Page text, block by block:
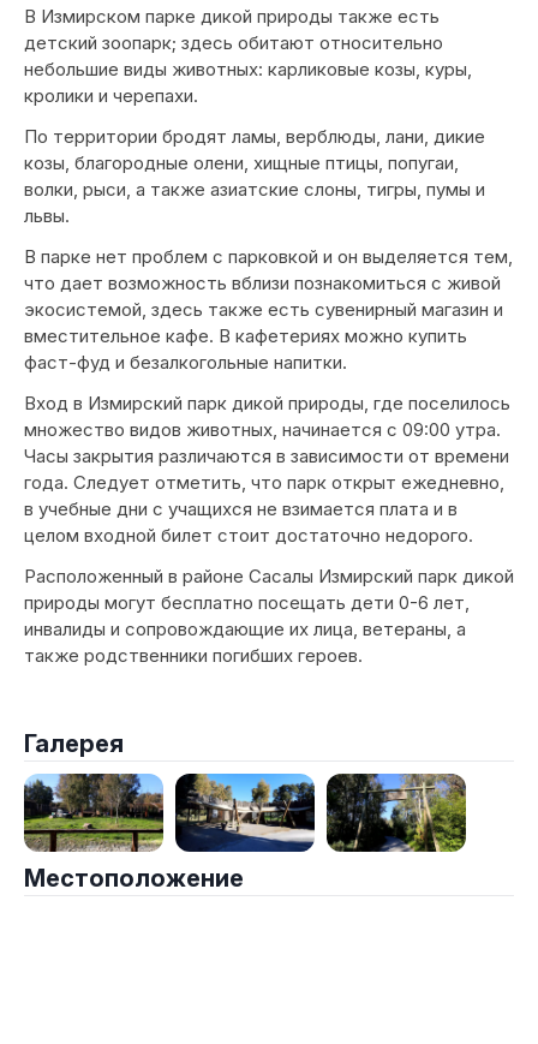
В Измирском парке дикой природы также есть
детский зоопарк; здесь обитают относительно
небольшие виды животных: карликовые козы, куры,
кролики и черепахи.
По территории бродят ламы, верблюды, лани, дикие
козы, благородные олени, хищные птицы, попугаи,
волки, рыси, а также азиатские слоны, тигры, пумы и
львы.
В парке нет проблем с парковкой и он выделяется тем,
что дает возможность вблизи познакомиться с живой
экосистемой, здесь также есть сувенирный магазин и
вместительное кафе. В кафетериях можно купить
фаст-фуд и безалкогольные напитки.
Вход в Измирский парк дикой природы, где поселилось
множество видов животных, начинается с 09:00 утра.
Часы закрытия различаются в зависимости от времени
года. Следует отметить, что парк открыт ежедневно,
в учебные дни с учащихся не взимается плата и в
целом входной билет стоит достаточно недорого.
Расположенный в районе Сасалы Измирский парк дикой
природы могут бесплатно посещать дети 0-6 лет,
инвалиды и сопровождающие их лица, ветераны, а
также родственники погибших героев.
Галерея
Местоположение